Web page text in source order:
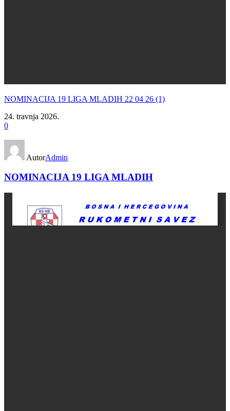
NOMINACIJA 19 LIGA MLADIH 22 04 26 (1)
24. travnja 2026.
0
AutorAdmin
NOMINACIJA 19 LIGA MLADIH